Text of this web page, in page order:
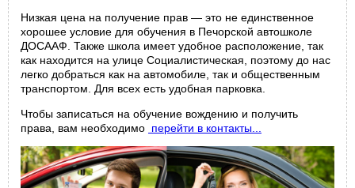
Низкая цена на получение прав — это не единственное
хорошее условие для обучения в Печорской автошколе
ДОСААФ. Также школа имеет удобное расположение, так
как находится на улице Социалистическая, поэтому до нас
легко добраться как на автомобиле, так и общественным
транспортом. Для всех есть удобная парковка.
Чтобы записаться на обучение вождению и получить
права, вам необходимо перейти в контакты...